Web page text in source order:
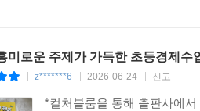
미로운 주제가 가득한 초등경제수
z*******6 2026-06-24 신고
*컬처블룸을 통해 출판사에